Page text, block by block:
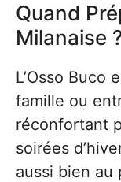
Quand
Milanaise
L’Osso Buco
famille ou
réconfortant
soirées
aussi bien au